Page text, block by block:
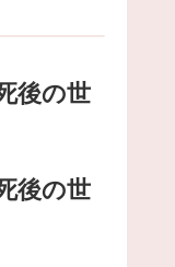
後の世
後の世